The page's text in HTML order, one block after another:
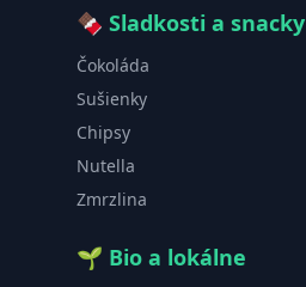
🍫 Sladkosti a snacky
Čokoláda
Sušienky
Chipsy
Nutella
Zmrzlina
🌱 Bio a lokálne